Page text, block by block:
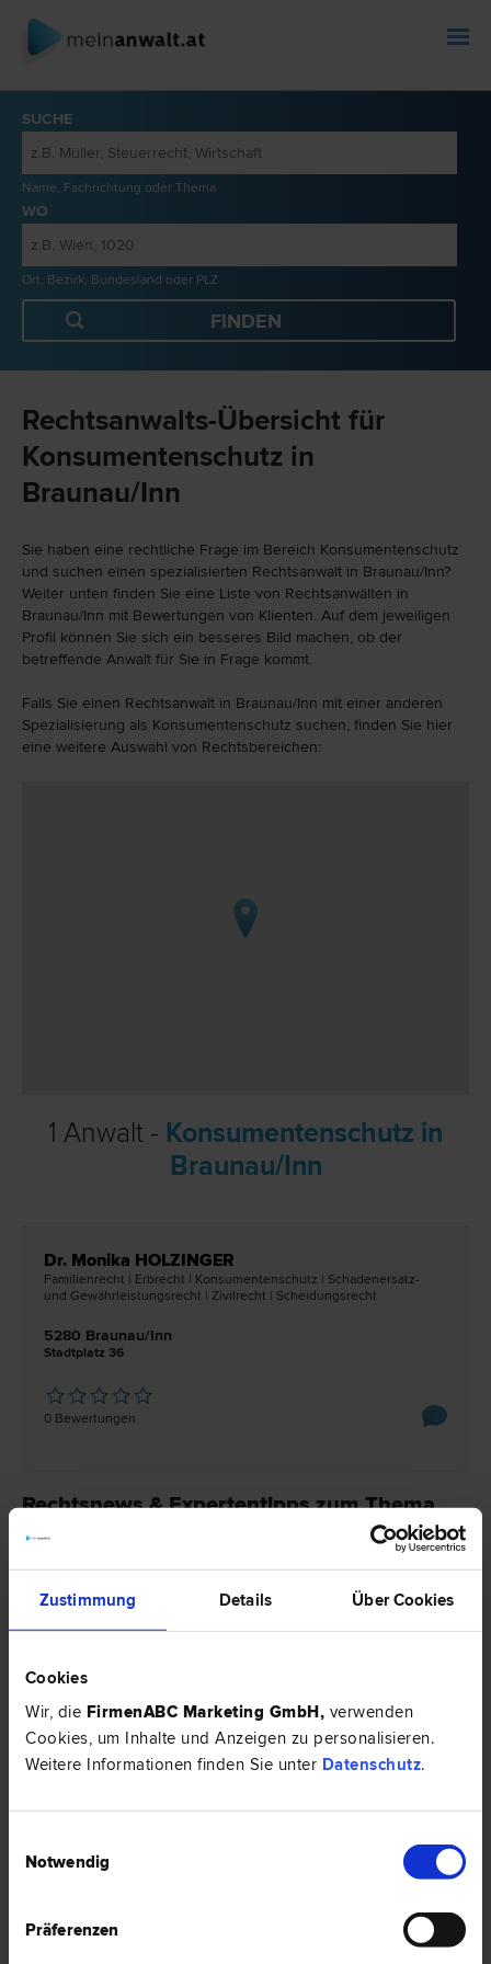
Zustimmung Details Über Cookies
Cookies
Wir, die FirmenABC Marketing GmbH, verwenden
Cookies, um Inhalte und Anzeigen zu personalisieren.
Weitere Informationen finden Sie unter Datenschutz.
Notwendig
Präferenzen
SUCHE
Name, Fachrichtung oder Thema
WO
Ort, Bezirk, Bundesland oder PLZ
Rechtsanwalts-Übersicht für
Konsumentenschutz in
Braunau/Inn
Sie haben eine rechtliche Frage im Bereich Konsumentenschutz
und suchen einen spezialisierten Rechtsanwalt in Braunau/Inn?
Weiter unten finden Sie eine Liste von Rechtsanwälten in
Braunau/Inn mit Bewertungen von Klienten. Auf dem jeweiligen
Profil können Sie sich ein besseres Bild machen, ob der
betreffende Anwalt für Sie in Frage kommt.
Falls Sie einen Rechtsanwalt in Braunau/Inn mit einer anderen
Spezialisierung als Konsumentenschutz suchen, finden Sie hier
eine weitere Auswahl von Rechtsbereichen:
1 Anwalt - Konsumentenschutz in
Braunau/Inn
Dr. Monika HOLZINGER
Familien­recht | Erb­recht | Konsumentenschutz | Schadenersatz-
und Gewährleistungs­recht | Zivil­recht | Scheidungs­recht
5280 Braunau/Inn
Stadtplatz 36
0 Bewertungen
Rechtsnews & Expertentipps zum Thema
"Konsumentenschutz"
GIS Gebühren - Neuerungen und Kosten
Seit 1998 ist die Gebühren Info Service GmbH (GIS) mit der Einbringung
und Abrechnung der österreichischen Rundfunkgebühren beauftragt. Die